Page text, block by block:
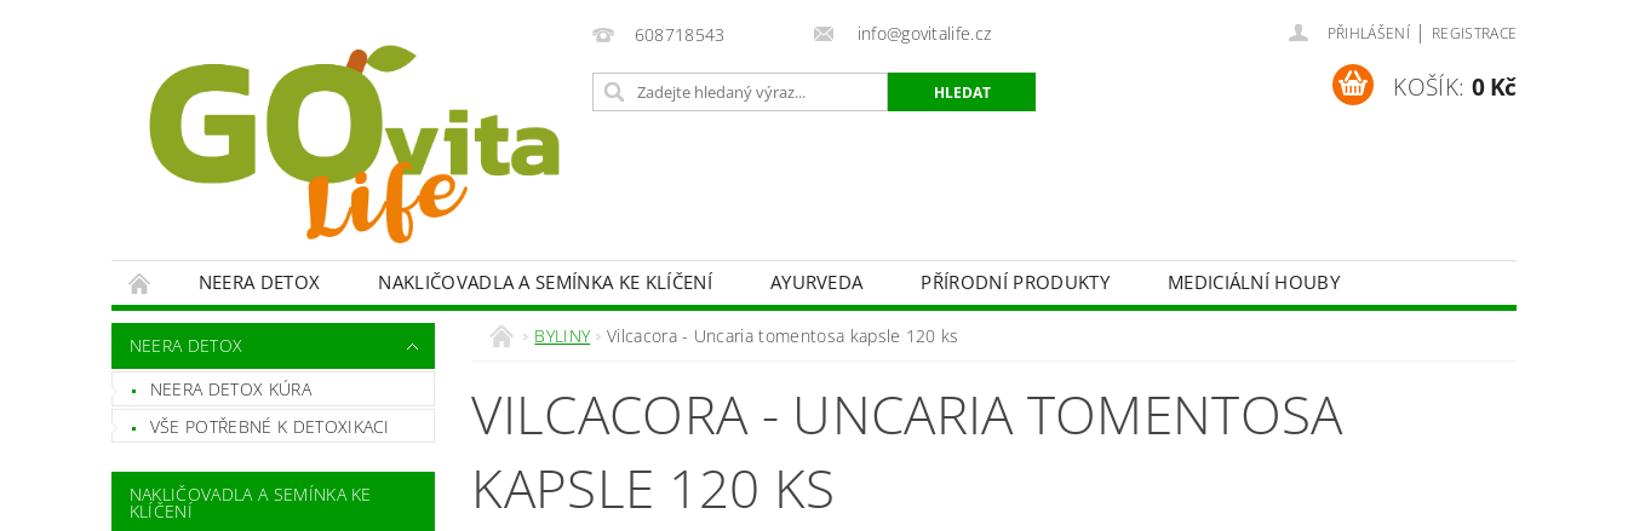
608718543 info@govitalife.cz PŘIHLÁŠENÍ | REGISTRACE
KOŠÍK: 0 Kč
NEERA DETOX NAKLIČOVADLA A SEMÍNKA KE KLÍČENÍ AYURVEDA PŘÍRODNÍ PRODUKTY
MEDICIÁLNÍ HOUBY
VITAMÍNY, MINERÁLY
KOKOSOVÉ PRODUKTY SLADIDLA ZDRAVÁ SNÍDANĚ
SPOTŘEBIČE
OBCHODNÍ PODMÍNKY
NEERA DETOX
NEERA DETOX KÚRA
VŠE POTŘEBNÉ K DETOXIKACI
NAKLIČOVADLA A SEMÍNKA KE
KLÍČENÍ
BYLINY Vilcacora - Uncaria tomentosa kapsle 120 ks
VILCACORA - UNCARIA TOMENTOSA
KAPSLE 120 KS